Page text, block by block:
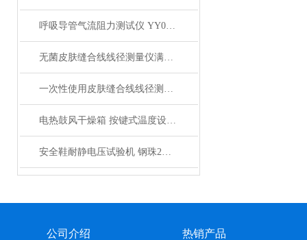
呼吸导管气流阻力测试仪 YY0461-2003 是什么？上海理涛！
无菌皮肤缝合线线径测量仪满足标准YY1116-2010带劲！
一次性使用皮肤缝合线线径测量仪，上海理涛严格管控质量问题！保姆级教学！
电热鼓风干燥箱 按键式温度设定调节 性能特点介绍
安全鞋耐静电压试验机 钢珠2KG PLC控制 上海理涛制造
公司介绍 热销产品